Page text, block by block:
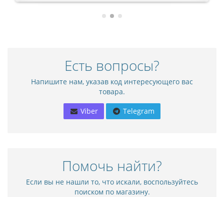
Есть вопросы?
Напишите нам, указав код интересующего вас
товара.
Viber Telegram
Помочь найти?
Если вы не нашли то, что искали, воспользуйтесь
поиском по магазину.